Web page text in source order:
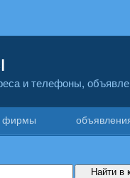
и телефоны,
фирмы